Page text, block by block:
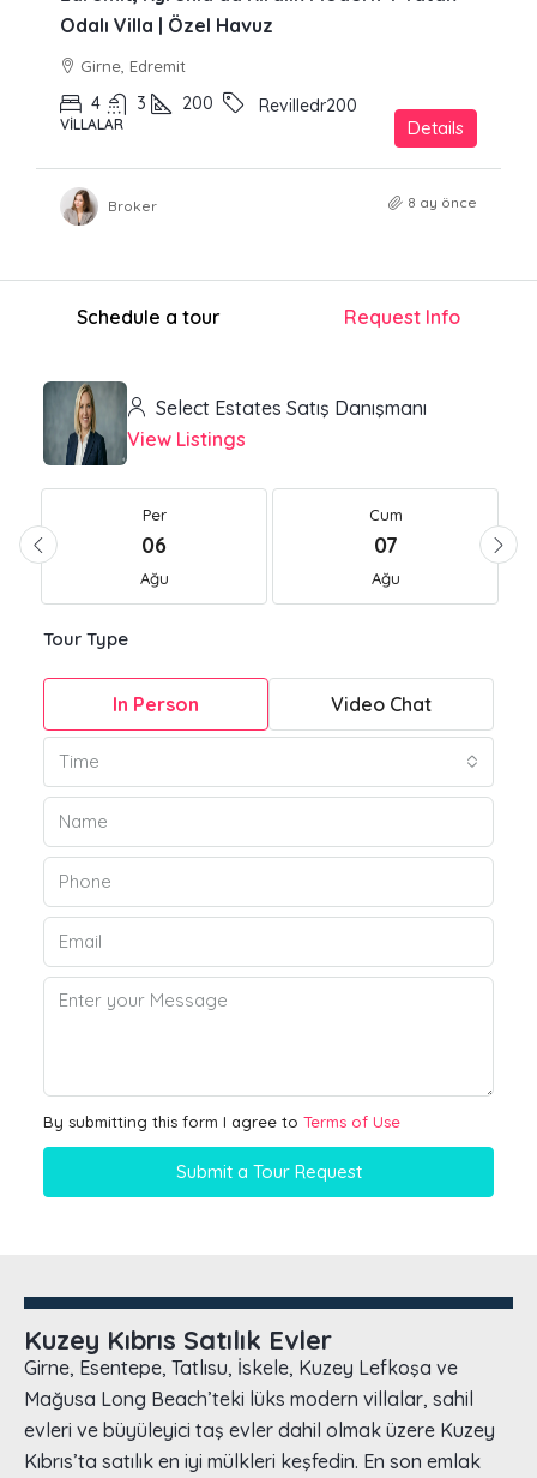
Odalı Villa | Özel Havuz
Girne, Edremit
4 3 200 Revilledr200
VILLALAR Details
Broker 8 ay önce
Schedule a tour Request Info
Select Estates Satış Danışmanı
View Listings
Per
06
Ağu
Cum
07
Ağu
Tour Type
In Person Video Chat
Time
By submitting this form I agree to Terms of Use
Submit a Tour Request
Kuzey Kıbrıs Satılık Evler
Girne, Esentepe, Tatlısu, İskele, Kuzey Lefkoşa ve
Mağusa Long Beach’teki lüks modern villalar, sahil
evleri ve büyüleyici taş evler dahil olmak üzere Kuzey
Kıbrıs’ta satılık en iyi mülkleri keşfedin. En son emlak